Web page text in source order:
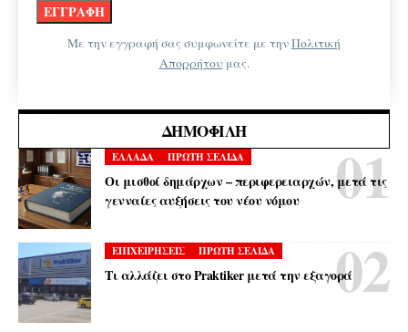
Με την εγγραφή σας συμφωνείτε με τηνΠολιτική
Απορρήτου μας.
ΔΗΜΟΦΙΛΉ
ΕΛΛΑΔΑ ΠΡΩΤΗ ΣΕΛΙΔΑ
Οι μισθοί δημάρχων – περιφερειαρχών, μετά τις
γενναίες αυξήσεις του νέου νόμου
ΕΠΙΧΕΙΡΗΣΕΙΣ ΠΡΩΤΗ ΣΕΛΙΔΑ
Τι αλλάζει στο Praktiker μετά την εξαγορά